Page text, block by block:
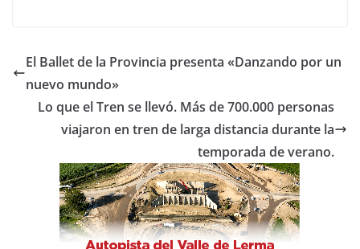
e
b
o
o
k
er s
p
p
p
tir
El Ballet de la Provincia presenta «Danzando por un
nuevo mundo»
Lo que el Tren se llevó. Más de 700.000 personas
viajaron en tren de larga distancia durante la
temporada de verano.